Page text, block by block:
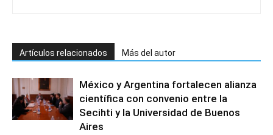
Artículos relacionados Más del autor
México y Argentina fortalecen alianza
científica con convenio entre la
Secihti y la Universidad de Buenos
Aires